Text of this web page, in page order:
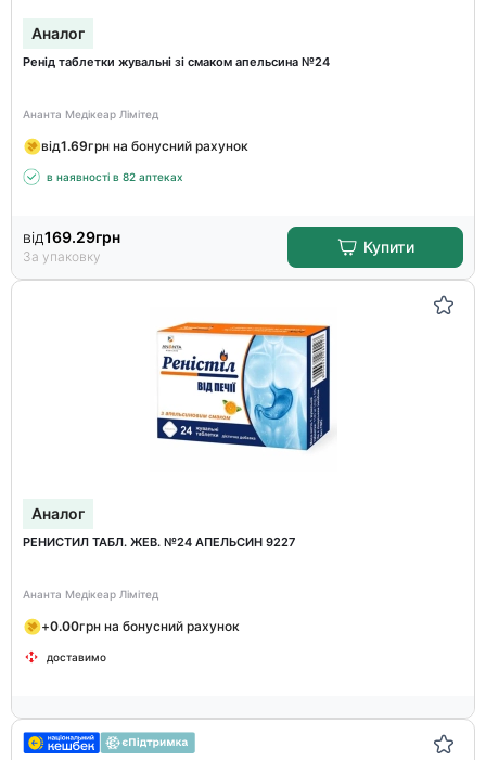
Аналог
Ренід таблетки жувальні зі смаком апельсина №24
Ананта Медікеар Лімітед
від1.69грн на бонусний рахунок
в наявності в 82 аптеках
від169.29грн
За упаковку
Купити
Аналог
РЕНИСТИЛ ТАБЛ. ЖЕВ. №24 АПЕЛЬСИН 9227
Ананта Медікеар Лімітед
+0.00грн на бонусний рахунок
доставимо